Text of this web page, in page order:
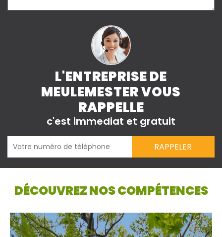
L'ENTREPRISE DE
MEULEMESTER VOUS
RAPPELLE
c'est immediat et gratuit
DÉCOUVREZ NOS COMPÉTENCES